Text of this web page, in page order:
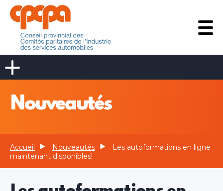
Nouveautés
Accueil Nouveautés
Les autoformations en ligne
maintenant disponibles!